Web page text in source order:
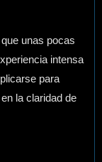
unas pocas
intensa
para
la claridad de